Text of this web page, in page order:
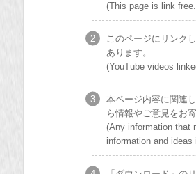
(This page is link
このページにリンク
あります。
(YouTube videos
本ページ内容に関連
ら情報やご意見をお
(Any information that
information and